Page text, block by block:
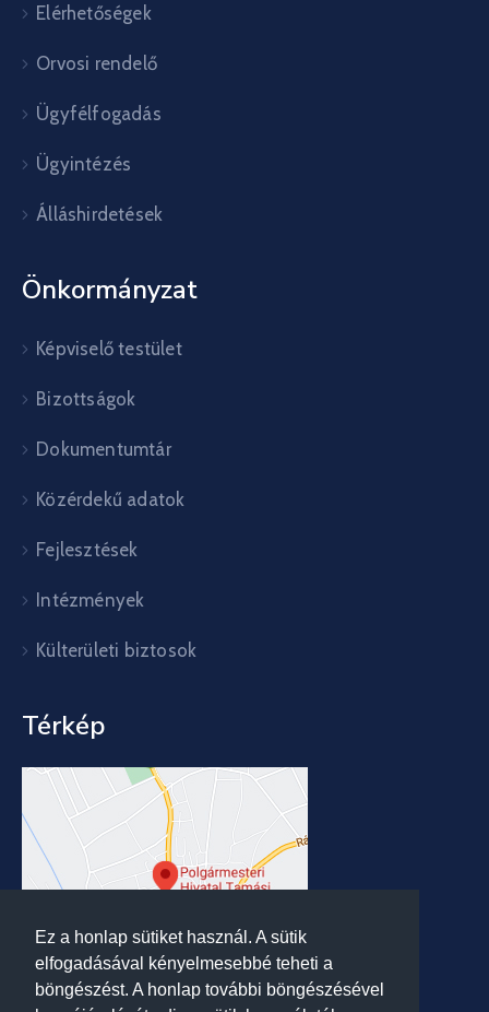
Ez a honlap sütiket használ. A sütik
elfogadásával kényelmesebbé teheti a
böngészést. A honlap további böngészésével
Elérhetőségek
Orvosi rendelő
Ügyfélfogadás
Ügyintézés
Álláshirdetések
Önkormányzat
Képviselő testület
Bizottságok
Dokumentumtár
Közérdekű adatok
Fejlesztések
Intézmények
Külterületi biztosok
Térkép